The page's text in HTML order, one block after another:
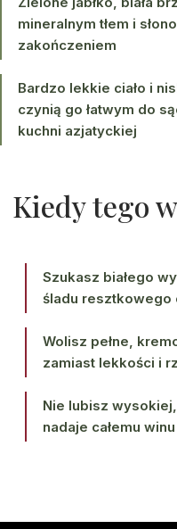
mineralnym tłem i
zakończeniem
Bardzo lekkie ciało i
czynią go łatwym do
kuchni azjatyckiej
Kiedy tego
Szukasz białego
śladu resztkowego
Wolisz pełne,
zamiast lekkości i
Nie lubisz
nadaje całemu